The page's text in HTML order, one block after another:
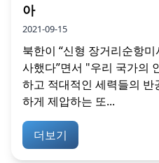
아
2021-09-15
북한이 “신형 장거리순항
사했다”면서 "우리 국가의
하고 적대적인 세력들의
하게 제압하는 또...
더보기